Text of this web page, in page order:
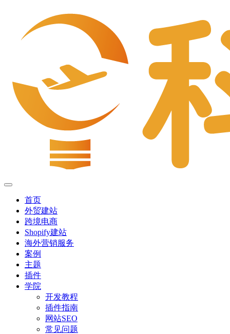
首页
外贸建站
跨境电商
Shopify建站
海外营销服务
案例
主题
插件
学院
开发教程
插件指南
网站SEO
常见问题